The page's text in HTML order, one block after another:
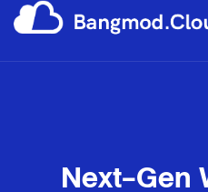
Next-Gen